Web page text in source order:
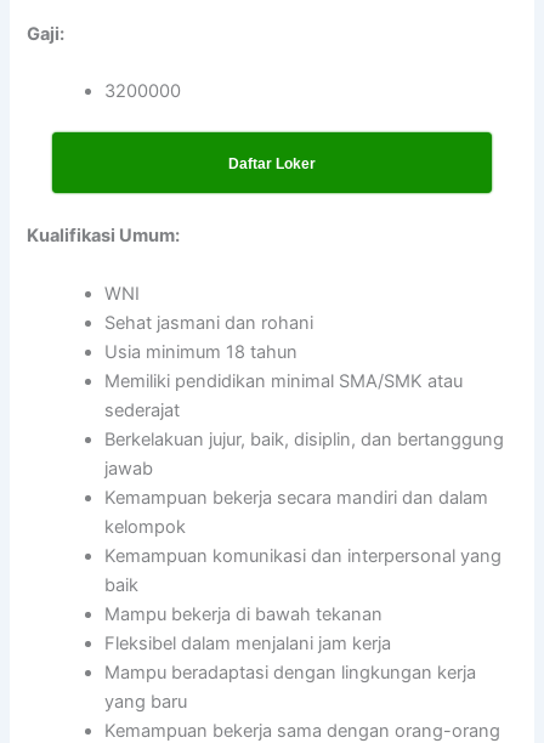
Gaji:
3200000
Daftar Loker
Kualifikasi Umum:
WNI
Sehat jasmani dan rohani
Usia minimum 18 tahun
Memiliki pendidikan minimal SMA/SMK atau
sederajat
Berkelakuan jujur, baik, disiplin, dan bertanggung
jawab
Kemampuan bekerja secara mandiri dan dalam
kelompok
Kemampuan komunikasi dan interpersonal yang
baik
Mampu bekerja di bawah tekanan
Fleksibel dalam menjalani jam kerja
Mampu beradaptasi dengan lingkungan kerja
yang baru
Kemampuan bekerja sama dengan orang-orang